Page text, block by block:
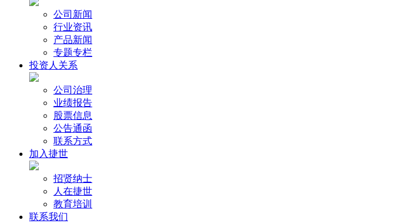
公司新闻
行业资讯
产品新闻
专题专栏
投资人关系
公司治理
业绩报告
股票信息
公告通函
联系方式
加入捷世
招贤纳士
人在捷世
教育培训
联系我们